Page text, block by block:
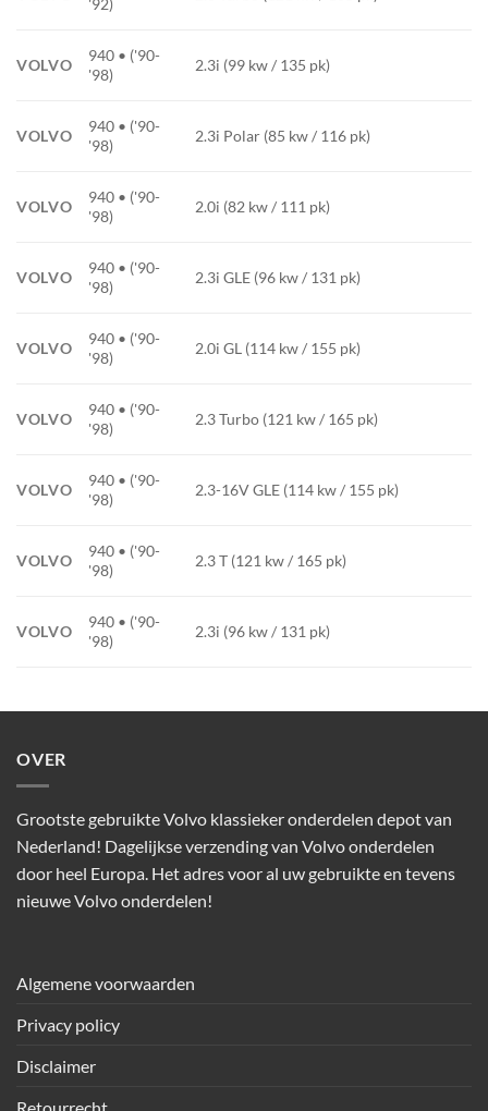
'92)
VOLVO
940 • ('90-
'98)
2.3i (99 kw / 135 pk)
VOLVO
940 • ('90-
'98)
2.3i Polar (85 kw / 116 pk)
VOLVO
940 • ('90-
'98)
2.0i (82 kw / 111 pk)
VOLVO
940 • ('90-
'98)
2.3i GLE (96 kw / 131 pk)
VOLVO
940 • ('90-
'98)
2.0i GL (114 kw / 155 pk)
VOLVO
940 • ('90-
'98)
2.3 Turbo (121 kw / 165 pk)
VOLVO
940 • ('90-
'98)
2.3-16V GLE (114 kw / 155 pk)
VOLVO
940 • ('90-
'98)
2.3 T (121 kw / 165 pk)
VOLVO
940 • ('90-
'98)
2.3i (96 kw / 131 pk)
OVER
Grootste gebruikte Volvo klassieker onderdelen depot van
Nederland! Dagelijkse verzending van Volvo onderdelen
door heel Europa. Het adres voor al uw gebruikte en tevens
nieuwe Volvo onderdelen!
Algemene voorwaarden
Privacy policy
Disclaimer
Retourrecht